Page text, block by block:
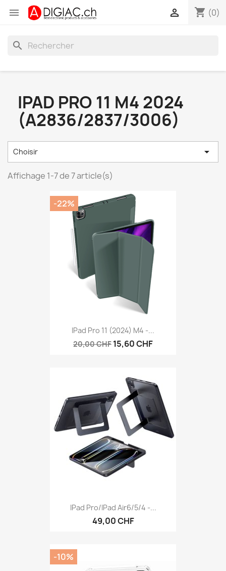
 shopping_cart (0)

search
IPAD PRO 11 M4 2024
(A2836/2837/3006)
Choisir 
Affichage 1-7 de 7 article(s)
IPad Pro 11 (2024) M4 -...
20,00 CHF 15,60 CHF
-22%
IPad Pro/iPad Air6/5/4 -...
49,00 CHF
-10%